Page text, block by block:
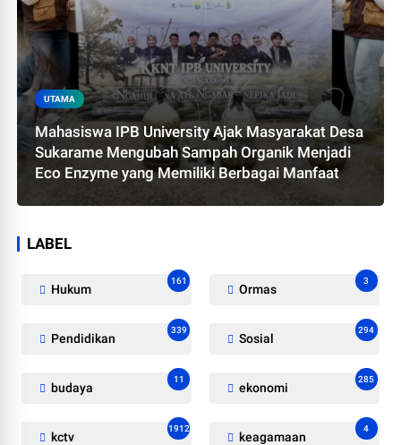
UTAMA
Mahasiswa IPB University Ajak Masyarakat Desa
Sukarame Mengubah Sampah Organik Menjadi
Eco Enzyme yang Memiliki Berbagai Manfaat
LABEL
Hukum
161
Ormas
3
Pendidikan
339
Sosial
294
budaya
11
ekonomi
285
kctv
1912
keagamaan
4